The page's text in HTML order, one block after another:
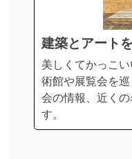
建築とアート
美しくてかっこ
術館や展覧会を
会の情報、近く
す。